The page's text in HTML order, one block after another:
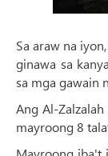
Sa araw na
ginawa sa
sa mga gawain
Ang Al-
mayroong 8